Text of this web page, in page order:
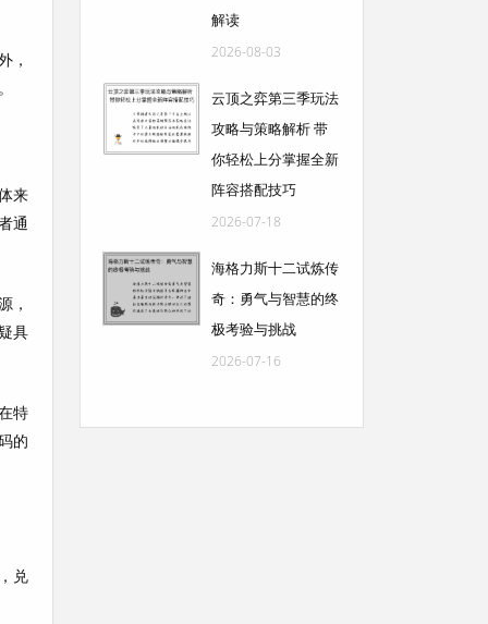
，
来
通
，
具
特
的
兑
解读
2026-08-03
云顶之弈第三季玩法
攻略与策略解析 带
你轻松上分掌握全新
阵容搭配技巧
2026-07-18
海格力斯十二试炼传
奇：勇气与智慧的终
极考验与挑战
2026-07-16